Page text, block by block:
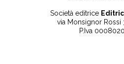
Società editrice
via Monsignor Rossi
P.Iva